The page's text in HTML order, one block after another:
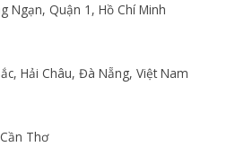
Ngạn, Quận 1, Hồ Chí Minh
Hải Châu, Đà Nẵng, Việt Nam
Thơ